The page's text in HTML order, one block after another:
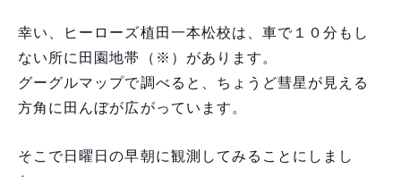
幸い、ヒーローズ植田一本松校は、車で１０分もし
ない所に田園地帯（※）があります。
グーグルマップで調べると、ちょうど彗星が見える
方角に田んぼが広がっています。
そこで日曜日の早朝に観測してみることにしまし